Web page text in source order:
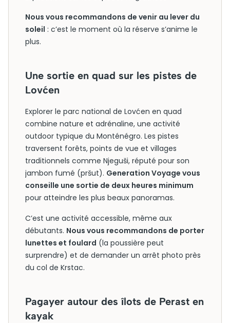
Nous vous recommandons de venir au lever du
soleil : c’est le moment où la réserve s’anime le
plus.
Une sortie en quad sur les pistes de
Lovćen
Explorer le parc national de Lovćen en quad
combine nature et adrénaline, une activité
outdoor typique du Monténégro. Les pistes
traversent forêts, points de vue et villages
traditionnels comme Njeguši, réputé pour son
jambon fumé (pršut). Generation Voyage vous
conseille une sortie de deux heures minimum
pour atteindre les plus beaux panoramas.
C’est une activité accessible, même aux
débutants. Nous vous recommandons de porter
lunettes et foulard (la poussière peut
surprendre) et de demander un arrêt photo près
du col de Krstac.
Pagayer autour des îlots de Perast en
kayak